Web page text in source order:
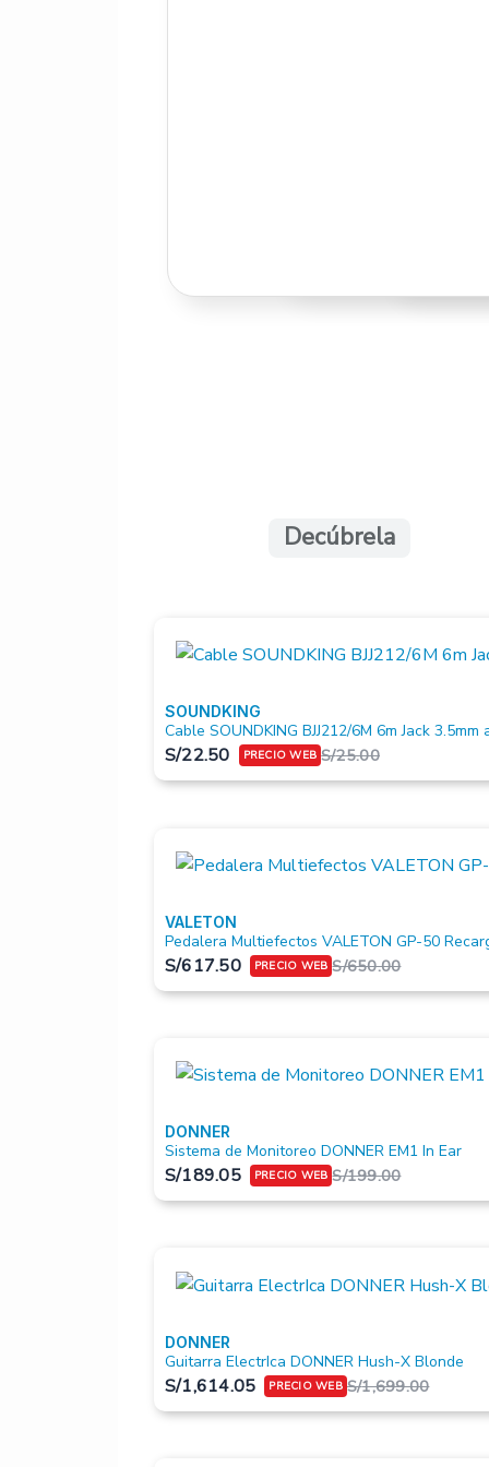
Decúbrela
SOUNDKING
Cable SOUNDKING BJJ212/6M 6m Jack 3.5mm
S/25.00
S/22.50
VALETON
Pedalera Multiefectos VALETON GP-50
S/650.00
S/617.50
DONNER
Sistema de Monitoreo DONNER EM1 In Ear
S/199.00
S/189.05
DONNER
Guitarra ElectrIca DONNER Hush-X Blonde
S/1,699.00
S/1,614.05